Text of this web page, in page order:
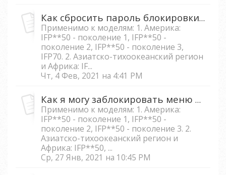
Как сбросить пароль блокировки экрана на IFP5550/IFP6550/IFP7550/IFP8650?
Применимо к моделям: 1. Америка:
IFP**50 - поколение 1, IFP**50 -
поколение 2, IFP**50 - поколение 3,
IFP70. 2. Азиатско-тихоокеанский регион
и Африка: IF...
Чт, 4 Фев, 2021 на 4:41 PM
Как я могу заблокировать меню и функцию ввода на IFP5550/IFP 6550/IFP7550/IFP8650?
Применимо к моделям: 1. Америка:
IFP**50 - поколение 1, IFP**50 -
поколение 2, IFP**50 - поколение 3. 2.
Азиатско-тихоокеанский регион и
Африка: IFP**50, ...
Ср, 27 Янв, 2021 на 10:45 PM